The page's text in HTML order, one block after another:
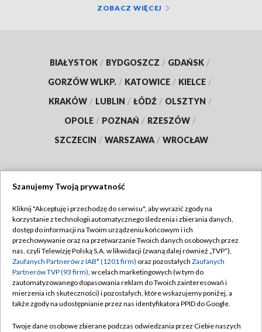
ZOBACZ WIĘCEJ
BIAŁYSTOK / BYDGOSZCZ / GDAŃSK /
GORZÓW WLKP. / KATOWICE / KIELCE /
KRAKÓW / LUBLIN / ŁÓDŹ / OLSZTYN /
OPOLE / POZNAŃ / RZESZÓW /
SZCZECIN / WARSZAWA / WROCŁAW
TVP
Abonament TVP
Emisja w TVP
Centrum informacji TVP
Naziemna Telewizja Cyfrowa
Regulamin TVP
Polityka prywatności
Moje zgody
Pomoc
Szanujemy Twoją prywatność
Kliknij "Akceptuję i przechodzę do serwisu", aby wyrazić zgody na
korzystanie z technologii automatycznego śledzenia i zbierania danych,
dostęp do informacji na Twoim urządzeniu końcowym i ich
przechowywanie oraz na przetwarzanie Twoich danych osobowych przez
nas, czyli Telewizję Polską S.A. w likwidacji (zwaną dalej również „TVP”),
Zaufanych Partnerów z IAB* (1201 firm) oraz pozostałych Zaufanych
Partnerów TVP (93 firm), w celach marketingowych (w tym do
zautomatyzowanego dopasowania reklam do Twoich zainteresowań i
mierzenia ich skuteczności) i pozostałych, które wskazujemy poniżej, a
także zgody na udostępnianie przez nas identyfikatora PPID do Google.
Twoje dane osobowe zbierane podczas odwiedzania przez Ciebie naszych